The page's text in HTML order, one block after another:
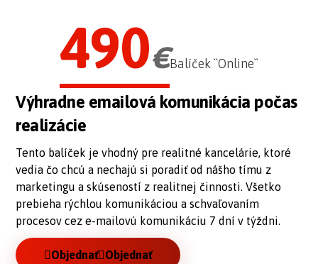
490€Balíček ``Online``
Výhradne emailová komunikácia počas
realizácie
Tento balíček je vhodný pre realitné kancelárie, ktoré
vedia čo chcú a nechajú si poradiť od nášho tímu z
marketingu a skúseností z realitnej činnosti. Všetko
prebieha rýchlou komunikáciou a schvaľovaním
procesov cez e-mailovú komunikáciu 7 dní v týždni.
Objednať Objednať